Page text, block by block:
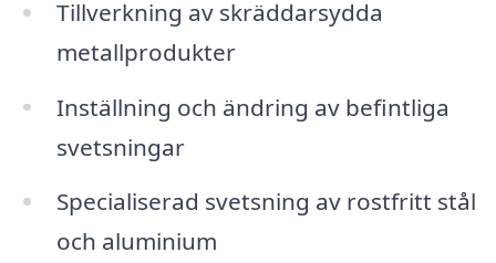
Tillverkning av skräddarsydda
metallprodukter
Inställning och ändring av befintliga
svetsningar
Specialiserad svetsning av rostfritt stål
och aluminium